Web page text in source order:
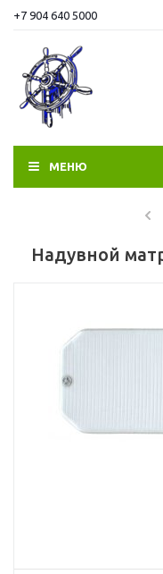
+7 904 640 5000
МЕНЮ
Надувной